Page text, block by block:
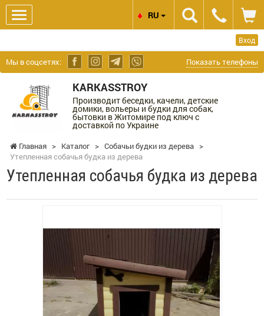
Вход
Мы в соцсетях: Показать телефоны
KARKASSTROY
Производит беседки, качели, детские
домики, вольеры и будки для собак,
бытовки в Житомире под ключ с
доставкой по Украине
RU
Главная > Каталог > Собачьи будки из дерева >
Утепленная собачья будка из дерева
Утепленная собачья будка из дерева